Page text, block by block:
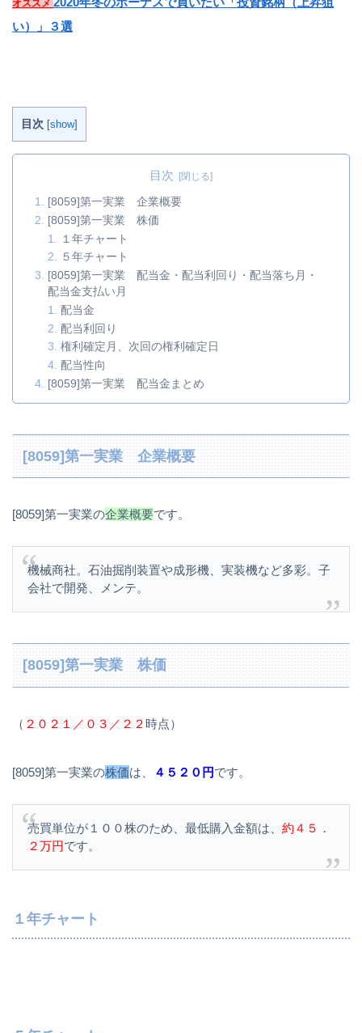
オススメ
い）」３選
目次 [show]
目次
[8059]第一実業 企業概要
[8059]第一実業 株価
１年チャート
５年チャート
[8059]第一実業 配当金・配当利回り・配当落ち月・
配当金支払い月
配当金
配当利回り
権利確定月、次回の権利確定日
配当性向
[8059]第一実業 配当金まとめ
[8059]第一実業 企業概要
[8059]第一実業の企業概要です。
機械商社。石油掘削装置や成形機、実装機など多彩。子
会社で開発、メンテ。
[8059]第一実業 株価
（ ２０２１／０３／２２時点）
[8059]第一実業の株価は、 ４５２０円です。
売買単位が１００株のため、最低購入金額は、 約４５．
２万円です。
１年チャート